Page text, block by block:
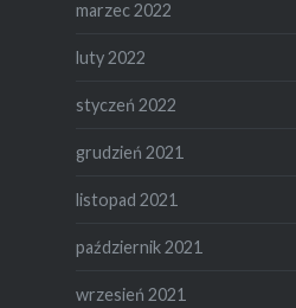
marzec 2022
luty 2022
styczeń 2022
grudzień 2021
listopad 2021
październik 2021
wrzesień 2021